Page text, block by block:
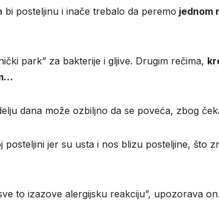
posteljinu i inače trebalo da peremo jednom
park” za bakterije i gljive. Drugim rečima,
dana može ozbiljno da se poveća, zbog
posteljini jer su usta i nos blizu posteljine, što
to izazove alergijsku reakciju”, upozorava on.